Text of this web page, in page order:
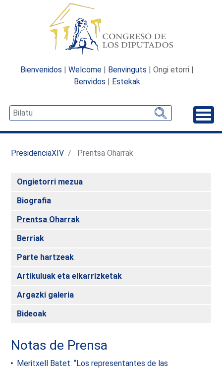
Bienvenidos | Welcome | Benvinguts | Ongi etorri |
Benvidos | Estekak
PresidenciaXIV Prentsa Oharrak
Ongietorri mezua
Biografia
Prentsa Oharrak
Berriak
Parte hartzeak
Artikuluak eta elkarrizketak
Argazki galeria
Bideoak
Notas de Prensa
Meritxell Batet: “Los representantes de las